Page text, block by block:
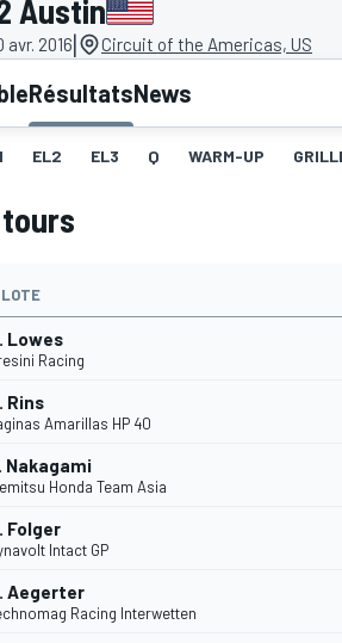
Austin
avr. 2016| Circuit of the Americas, US
RésultatsNews
EL2 EL3 Q WARM-UP
Lowes
Racing
Rins
Amarillas HP 40
Nakagami
Honda Team Asia
Folger
Intact GP
Aegerter
Racing Interwetten